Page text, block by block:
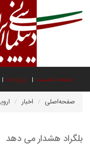
صفحه نخست درباره ما
صفحه‌اصلی اخبار
بلگراد هشدار می دهد